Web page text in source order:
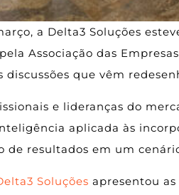
a Delta3 Soluções
Associação das
discussões que vêm
e lideranças do
aplicada às
de resultados em um
Soluções apresentou as